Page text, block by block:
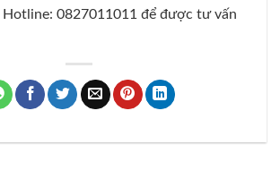
0827011011 để được tư vấn